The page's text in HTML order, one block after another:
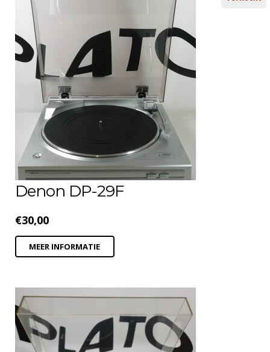
Denon DP-29F
€30,00
MEER INFORMATIE